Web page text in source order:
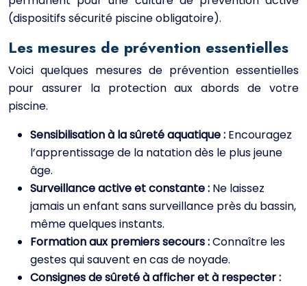
(dispositifs sécurité piscine obligatoire).
Les mesures de prévention essentielles
Voici quelques mesures de prévention essentielles
pour assurer la protection aux abords de votre
piscine.
Sensibilisation à la sûreté aquatique : Encouragez
l’apprentissage de la natation dès le plus jeune
âge.
Surveillance active et constante : Ne laissez
jamais un enfant sans surveillance près du bassin,
même quelques instants.
Formation aux premiers secours :Connaître les
gestes qui sauvent en cas de noyade.
Consignes de sûreté à afficher et à respecter :